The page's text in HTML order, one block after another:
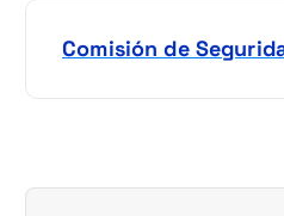
a
Comisión de